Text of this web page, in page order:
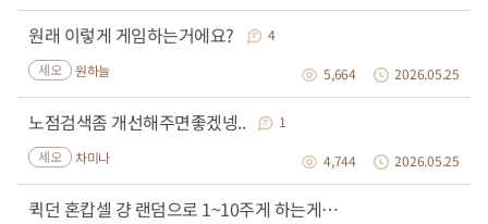
원래 이렇게 게임하는거에요?
4
세오
원하늘 5,664 2026.05.25
노점검색좀 개선해주면좋겠넹..
1
세오
차미나 4,744 2026.05.25
퀵던 혼캅셀 걍 랜덤으로 1~10주게 하는게 낫지않나